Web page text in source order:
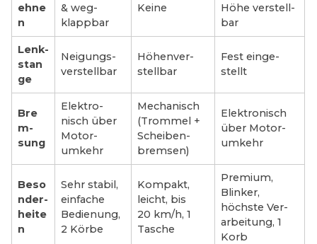
ehne
n
& weg­
klapp­bar
Keine
Höhe ver­stell­
bar
Lenk­
stan
ge
Neigungs­
ver­stell­bar
Höhen­ver­
stell­bar
Fest einge­
stellt
Bre
m­
sung
Elek­tro­
nisch über
Motor­
umkehr
Mecha­nisch
(Trommel +
Scheiben­
bremsen)
Elek­tro­nisch
über Motor­
umkehr
Beso
n­der­
heite
n
Sehr stabil,
einfache
Bedienung,
2 Körbe
Kompakt,
leicht, bis
20 km/h, 1
Tasche
Premium,
Blinker,
höchste Ver­
arbei­tung, 1
Korb